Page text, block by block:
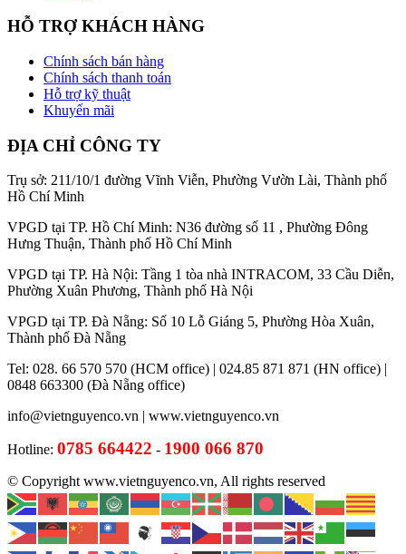
HỖ TRỢ KHÁCH HÀNG
Chính sách bán hàng
Chính sách thanh toán
Hỗ trợ kỹ thuật
Khuyến mãi
ĐỊA CHỈ CÔNG TY
Trụ sở: 211/10/1 đường Vĩnh Viễn, Phường Vườn Lài, Thành phố
Hồ Chí Minh
VPGD tại TP. Hồ Chí Minh: N36 đường số 11 , Phường Đông
Hưng Thuận, Thành phố Hồ Chí Minh
VPGD tại TP. Hà Nội: Tầng 1 tòa nhà INTRACOM, 33 Cầu Diễn,
Phường Xuân Phương, Thành phố Hà Nội
VPGD tại TP. Đà Nẵng: Số 10 Lỗ Giáng 5, Phường Hòa Xuân,
Thành phố Đà Nẵng
Tel: 028. 66 570 570 (HCM office) | 024.85 871 871 (HN office) |
0848 663300 (Đà Nẵng office)
info@vietnguyenco.vn | www.vietnguyenco.vn
Hotline: 0785 664422 - 1900 066 870
© Copyright www.vietnguyenco.vn, All rights reserved